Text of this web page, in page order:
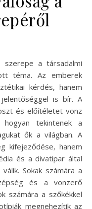
téma. Az emberek
kérdés, hanem
is bír. A
és előítéletet vonz
hogyan tekintenek a
ők a világban. A
kifejeződése, hanem
és a divatipar által
Sokak számára a
és a vonzerő
számára a szőkékkel
megnehezítik az